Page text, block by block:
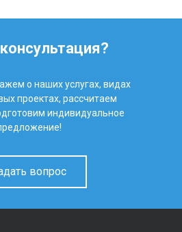
о наших услугах, видах
проектах, рассчитаем
индивидуальное
вопрос